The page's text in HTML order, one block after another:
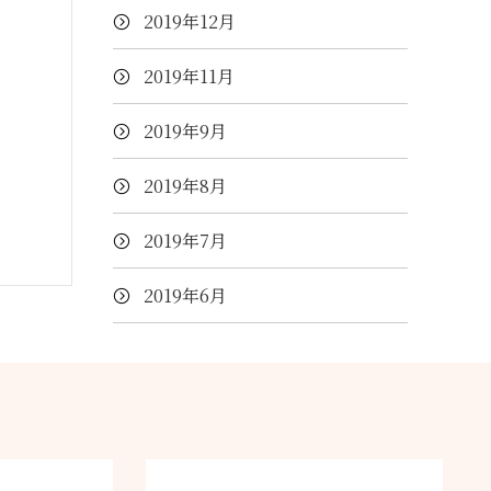
2019年12月
2019年11月
2019年9月
2019年8月
2019年7月
2019年6月